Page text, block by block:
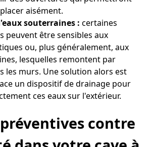
aisément.
souterraines : certaines
peuvent être sensibles aux
ou, plus généralement, aux
lesquelles remontent par
les murs. Une solution alors est
un dispositif de drainage pour
ces eaux sur l'extérieur.
contre